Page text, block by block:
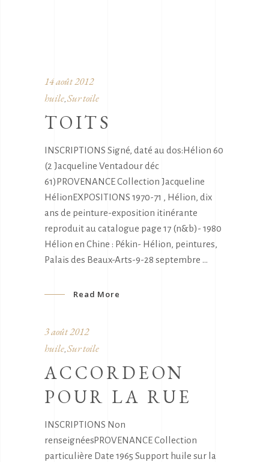
14 août 2012
huile Sur toile
TOITS
INSCRIPTIONS Signé, daté au dos:Hélion 60
(2 Jacqueline Ventadour déc
61)PROVENANCE Collection Jacqueline
HélionEXPOSITIONS 1970-71 , Hélion, dix
ans de peinture-exposition itinérante
reproduit au catalogue page 17 (n&b)- 1980
Hélion en Chine : Pékin- Hélion, peintures,
Palais des Beaux-Arts-9-28 septembre
Read More
3 août 2012
huile, Sur toile
ACCORDEON
POUR LA RUE
INSCRIPTIONS Non
renseignéesPROVENANCE Collection
particulière Date 1965 Support huile sur la